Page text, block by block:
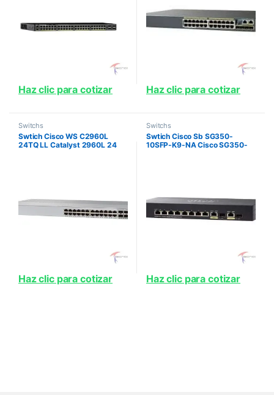
Haz clic para cotizar Haz clic para cotizar
Switchs
Swtich Cisco WS C2960L
24TQ LL Catalyst 2960L 24
Haz clic para cotizar
Switchs
Swtich Cisco Sb SG350-
10SFP-K9-NA Cisco SG350-
Haz clic para cotizar